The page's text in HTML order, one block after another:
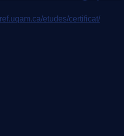
etudes/certificat/